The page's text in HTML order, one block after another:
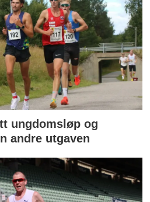
ungdomsløp og
andre utgaven